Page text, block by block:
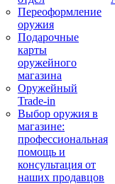
Переоформление
оружия
Подарочные
карты
оружейного
магазина
Оружейный
Trade-in
Выбор оружия в
магазине:
профессиональная
помощь и
консультация от
наших продавцов